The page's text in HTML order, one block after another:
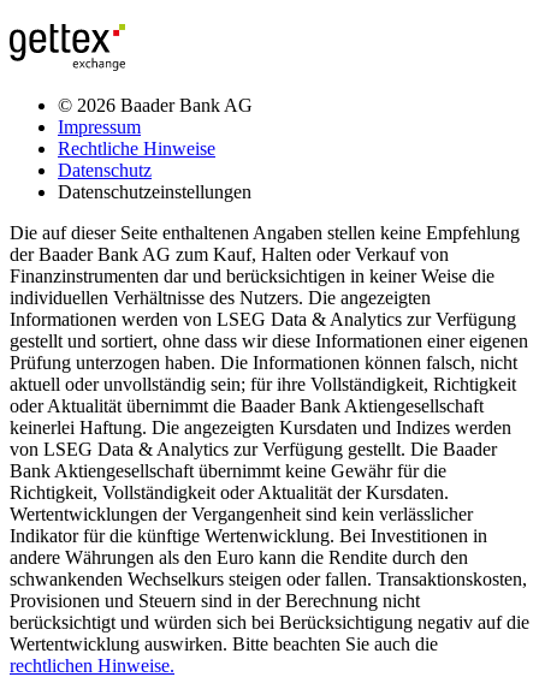
© 2026 Baader Bank AG
Impressum
Rechtliche Hinweise
Datenschutz
Datenschutzeinstellungen
Die auf dieser Seite enthaltenen Angaben stellen keine Empfehlung
der Baader Bank AG zum Kauf, Halten oder Verkauf von
Finanzinstrumenten dar und berücksichtigen in keiner Weise die
individuellen Verhältnisse des Nutzers. Die angezeigten
Informationen werden von LSEG Data & Analytics zur Verfügung
gestellt und sortiert, ohne dass wir diese Informationen einer eigenen
Prüfung unterzogen haben. Die Informationen können falsch, nicht
aktuell oder unvollständig sein; für ihre Vollständigkeit, Richtigkeit
oder Aktualität übernimmt die Baader Bank Aktiengesellschaft
keinerlei Haftung. Die angezeigten Kursdaten und Indizes werden
von LSEG Data & Analytics zur Verfügung gestellt. Die Baader
Bank Aktiengesellschaft übernimmt keine Gewähr für die
Richtigkeit, Vollständigkeit oder Aktualität der Kursdaten.
Wertentwicklungen der Vergangenheit sind kein verlässlicher
Indikator für die künftige Wertenwicklung. Bei Investitionen in
andere Währungen als den Euro kann die Rendite durch den
schwankenden Wechselkurs steigen oder fallen. Transaktionskosten,
Provisionen und Steuern sind in der Berechnung nicht
berücksichtigt und würden sich bei Berücksichtigung negativ auf die
Wertentwicklung auswirken. Bitte beachten Sie auch die
rechtlichen Hinweise.